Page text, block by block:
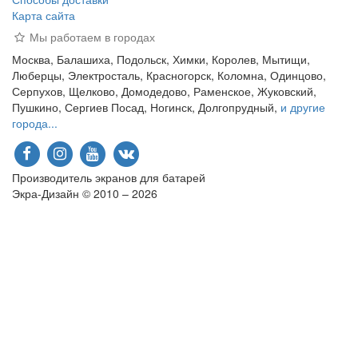
Карта сайта
Мы работаем в городах
Москва, Балашиха, Подольск, Химки, Королев, Мытищи,
Люберцы, Электросталь, Красногорск, Коломна, Одинцово,
Серпухов, Щелково, Домодедово, Раменское, Жуковский,
Пушкино, Сергиев Посад, Ногинск, Долгопрудный, и другие
города...
Производитель экранов для батарей
Экра-Дизайн © 2010 – 2026